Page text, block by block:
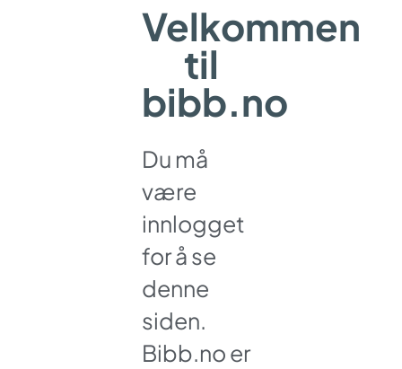
Velkommen
til
bibb.no
Du må
være
innlogget
for å se
denne
siden.
Bibb.no er